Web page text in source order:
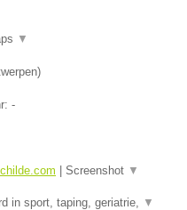
▼
)
-
Screenshot ▼
in sport, taping, geriatrie, ▼